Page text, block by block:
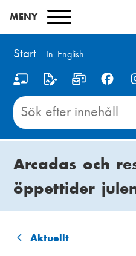
huvudinnehåll
Start In English
S
o
c
a
l
m
e
Sök
innehåll
på
MENY
Arcadas och
öppettider
Aktuellt